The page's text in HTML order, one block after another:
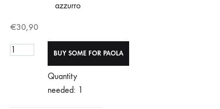
azzurro
€30,90
Quantity
needed: 1